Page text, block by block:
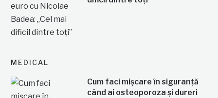
MEDICAL
Cum faci mișcare în siguranță
când ai osteoporoza și dureri